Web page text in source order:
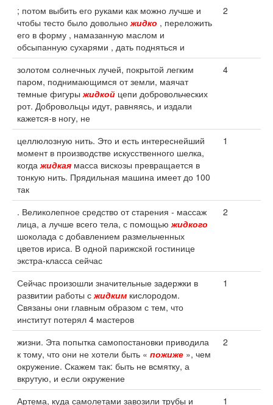
; потом выбить его руками как можно лучше и
чтобы тесто было довольножидко , переложить
его в форму , намазанную маслом и
обсыпанную сухарями , дать подняться и
2
золотом солнечных лучей, покрытой легким
паром, поднимающимся от земли, маячат
темные фигурыжидкой цепи добровольческих
рот. Добровольцы идут, равняясь, и издали
кажется-в ногу, не
4
целлюлозную нить. Это и есть интереснейший
момент в производстве искусственного шелка,
когдажидкая масса вискозы превращается в
тонкую нить. Прядильная машина имеет до 100
так
1
. Великолепное средство от старения - массаж
лица, а лучше всего тела, с помощьюжидкого
шоколада с добавлением размельченных
цветов ириса. В одной парижской гостинице
экстра-класса сейчас
2
Сейчас произошли значительные задержки в
развитии работы сжидким кислородом.
Связаны они главным образом с тем, что
институт потерял 4 мастеров
1
жизни. Эта попытка самопостановки приводила
к тому, что они не хотели быть « пожиже », чем
окружение. Скажем так: быть не всмятку, а
вкрутую, и если окружение
2
Артема, куда самолетами завозили трубы и
1